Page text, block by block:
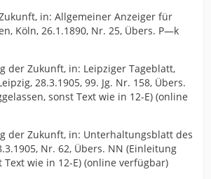
in: Allgemeiner Anzeiger für
Köln, 26.1.1890, Nr. 25, Übers. P—k
der Zukunft, in: Leipziger Tageblatt,
28.3.1905, 99. Jg. Nr. 158, Übers.
sonst Text wie in 12-E) (online
der Zukunft, in: Unterhaltungsblatt des
Nr. 62, Übers. NN (Einleitung
Text wie in 12-E) (online verfügbar)